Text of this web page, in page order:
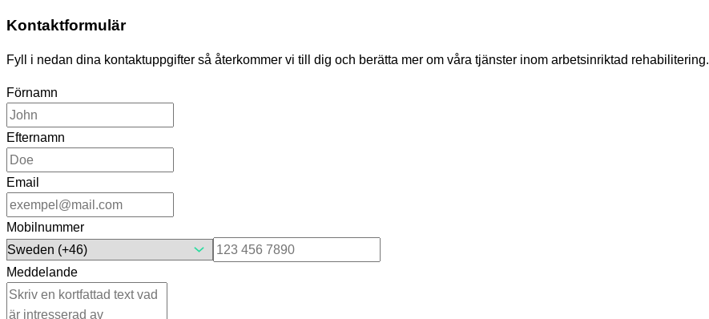
Kontaktformulär
Fyll i nedan dina kontaktuppgifter så återkommer vi till dig och berätta mer om våra tjänster inom arbetsinriktad rehabilitering.
Förnamn
Efternamn
Email
Mobilnummer
Meddelande